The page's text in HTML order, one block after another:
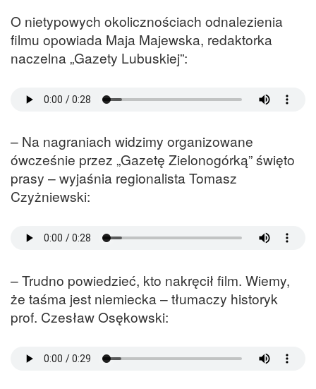
O nietypowych okolicznościach odnalezienia
filmu opowiada Maja Majewska, redaktorka
naczelna „Gazety Lubuskiej”:
– Na nagraniach widzimy organizowane
ówcześnie przez „Gazetę Zielonogórką” święto
prasy – wyjaśnia regionalista Tomasz
Czyżniewski:
– Trudno powiedzieć, kto nakręcił film. Wiemy,
że taśma jest niemiecka – tłumaczy historyk
prof. Czesław Osękowski: